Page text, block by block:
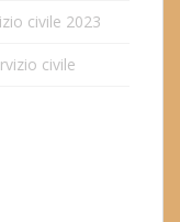
civile 2023
civile